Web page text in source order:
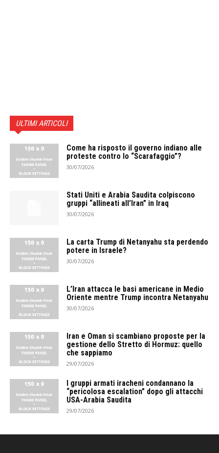
ULTIMI ARTICOLI
Come ha risposto il governo indiano alle
proteste contro lo “Scarafaggio”?
30/07/2026
Stati Uniti e Arabia Saudita colpiscono
gruppi “allineati all’Iran” in Iraq
30/07/2026
La carta Trump di Netanyahu sta perdendo
potere in Israele?
30/07/2026
L’Iran attacca le basi americane in Medio
Oriente mentre Trump incontra Netanyahu
30/07/2026
Iran e Oman si scambiano proposte per la
gestione dello Stretto di Hormuz: quello
che sappiamo
29/07/2026
I gruppi armati iracheni condannano la
“pericolosa escalation” dopo gli attacchi
USA-Arabia Saudita
29/07/2026